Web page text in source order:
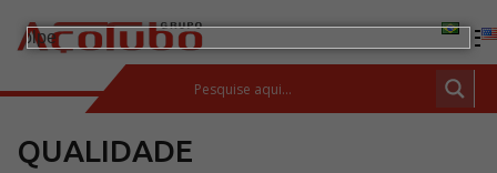
(11) 2413-2000
QUALIDADE